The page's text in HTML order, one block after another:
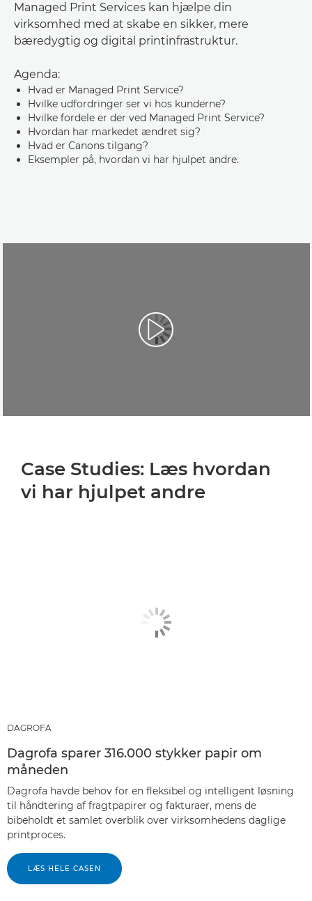
Managed Print Services kan hjælpe din
virksomhed med at skabe en sikker, mere
bæredygtig og digital printinfrastruktur.
Agenda:
Hvad er Managed Print Service?
Hvilke udfordringer ser vi hos kunderne?
Hvilke fordele er der ved Managed Print Service?
Hvordan har markedet ændret sig?
Hvad er Canons tilgang?
Eksempler på, hvordan vi har hjulpet andre.
Case Studies: Læs hvordan
vi har hjulpet andre
DAGROFA
Dagrofa sparer 316.000 stykker papir om
måneden
Dagrofa havde behov for en fleksibel og intelligent løsning
til håndtering af fragtpapirer og fakturaer, mens de
bibeholdt et samlet overblik over virksomhedens daglige
printproces.
LÆS HELE CASEN